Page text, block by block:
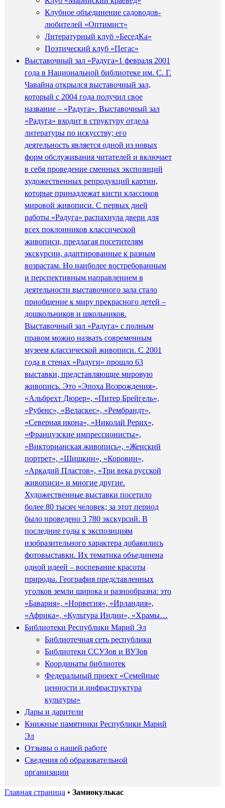
Клубное объединение садоводов-
любителей «Оптимист»
Литературный клуб «БеседКа»
Поэтический клуб «Пегас»
Выставочный зал «Радуга»1 февраля 2001
года в Национальной библиотеке им. С. Г.
Чавайна открылся выставочный зал,
который с 2004 года получил свое
название – «Радуга». Выставочный зал
«Радуга» входит в структуру отдела
литературы по искусству; его
деятельность является одной из новых
форм обслуживания читателей и включает
в себя проведение сменных экспозиций
художественных репродукций картин,
которые принадлежат кисти классиков
мировой живописи. С первых дней
работы «Радуга» распахнула двери для
всех поклонников классической
живописи, предлагая посетителям
экскурсии, адаптированные к разным
возрастам. Но наиболее востребованным
и перспективным направлением в
деятельности выставочного зала стало
приобщение к миру прекрасного детей –
дошкольников и школьников.
Выставочный зал «Радуга» с полным
правом можно назвать современным
музеем классической живописи. С 2001
года в стенах «Радуги» прошло 63
выставки, представляющие мировую
живопись. Это «Эпоха Возрождения»,
«Альбрехт Дюрер», «Питер Брейгель»,
«Рубенс», «Веласкес», «Рембрандт»,
«Северная икона», «Николай Рерих»,
«Французские импрессионисты»,
«Викторианская живопись», «Женский
портрет», «Шишкин», «Коровин»,
«Аркадий Пластов», «Три века русской
живописи» и многие другие.
Художественные выставки посетило
более 80 тысяч человек; за этот период
было проведено 3 780 экскурсий. В
последние годы к экспозициям
изобразительного характера добавились
фотовыставки. Их тематика объединена
одной идеей – воспевание красоты
природы. География представленных
уголков земли широка и разнообразна: это
«Бавария», «Норвегия», «Ирландия»,
«Африка», «Культура Индии», «Храмы…
Библиотеки Республики Марий Эл
Библиотечная сеть республики
Библиотеки ССУЗов и ВУЗов
Координаты библиотек
Федеральный проект «Семейные
ценности и инфраструктура
культуры»
Дары и дарители
Книжные памятники Республики Марий
Эл
Отзывы о нашей работе
Сведения об образовательной
организации
Главная страница • Замиокулькас